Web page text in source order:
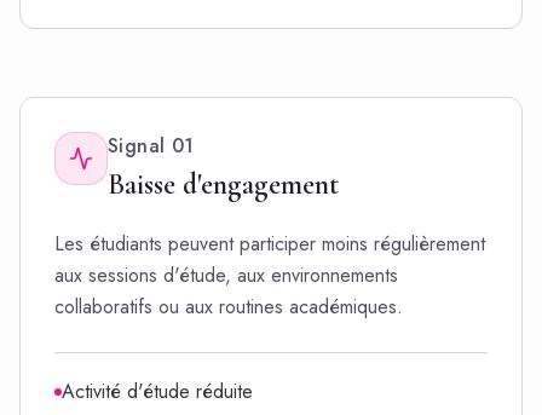
Signal 01
Baisse d'engagement
Les étudiants peuvent participer moins régulièrement
aux sessions d'étude, aux environnements
collaboratifs ou aux routines académiques.
Activité d'étude réduite